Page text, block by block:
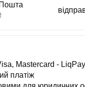
Mastercard -
платіж